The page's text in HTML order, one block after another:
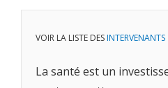
VOIR LA LISTE DESINTERVENANTS
La santé est un